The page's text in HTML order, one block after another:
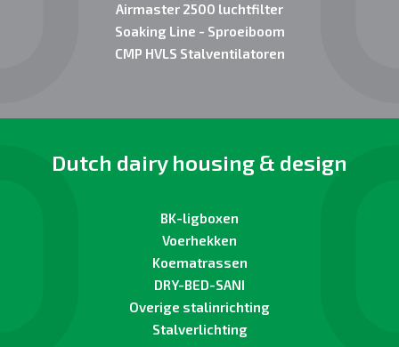
Airmaster 2500 luchtfilter
Soaking Line - Sproeiboom
CMP HVLS Stalventilatoren
Dutch dairy housing & design
BK-ligboxen
Voerhekken
Koematrassen
DRY-BED-SANI
Overige stalinrichting
Stalverlichting